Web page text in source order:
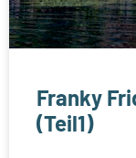
Franky
(Teil1)